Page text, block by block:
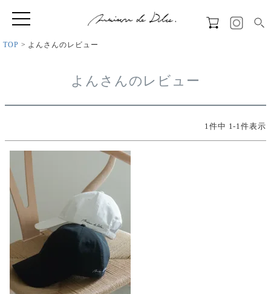
TOP よんさんのレビュー
よんさんのレビュー
1件中 1-1件表示